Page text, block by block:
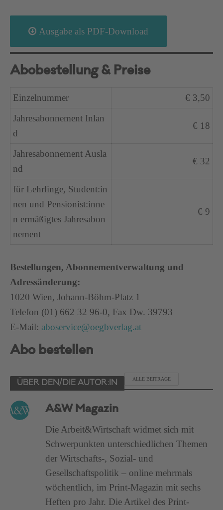
Ausgabe als PDF-Download
Abobestellung & Preise
Einzelnummer
€ 3,50
Jahresabonnement Inlan
d
€ 18
Jahresabonnement Ausla
nd
€ 32
für Lehrlinge, Student:in
nen und Pensionist:inne
n ermäßigtes Jahresabon
nement
€ 9
Bestellungen, Abonnementverwaltung und
Adressänderung:
1020 Wien, Johann-Böhm-Platz 1
Telefon (01) 662 32 96-0, Fax Dw. 39793
E-Mail: aboservice@oegbverlag.at
Abo bestellen
ÜBER DEN/DIE AUTOR:IN
ALLE BEITRÄGE
A&W Magazin
Die Arbeit&Wirtschaft widmet sich mit
Schwerpunkten unterschiedlichen Themen
der Wirtschafts-, Sozial- und
Gesellschaftspolitik – online mehrmals
wöchentlich, im Print-Magazin mit sechs
Heften pro Jahr. Die Artikel des Print-